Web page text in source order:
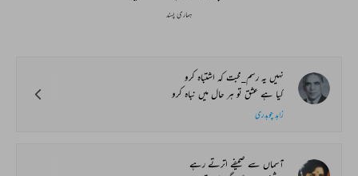
ہماری پسند
نہیں یہ رسم_محبت کہ اشتباہ کرو
کیا ہے عشق تو ہر حال میں نباہ کرو
زاہد چوہدری
آسماں سے صحیفے اترتے رہے